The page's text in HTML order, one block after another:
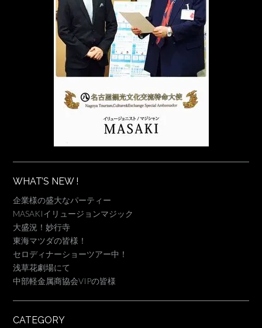
WHAT’S NEW !
企業様の盛大なパーティー
MASAKIイリュージョンマジック
大盛況！妙行寺
東海マツダの皆様！
セロディナーショーツアー中！
浅草花劇場にて
中部軽金属商協会VIPの皆様
CATEGORY